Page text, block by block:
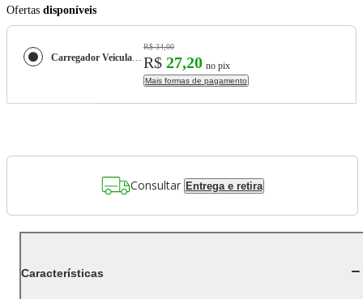
Ofertas disponíveis
Carregador Veicular Universal, USB-C 3.1A + USB-A 3.1A, 12V-24V, Carga Rápida, Branco, CC2STC, ELG
R$ 34,00
R$ 27,20 no pix
Mais formas de pagamento
Consultar Entrega e retira
Características